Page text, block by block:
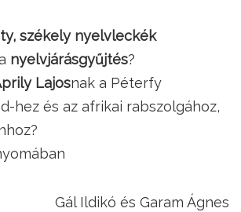
székely nyelvleckék
nyelvjárásgyűjtés?
Lajosnak a Péterfy
hez és az afrikai rabszolgához,
Gál Ildikó és Garam Ágnes